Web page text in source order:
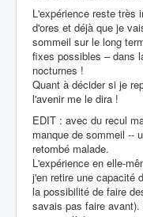
L'expérience reste
d'ores et déjà que je
sommeil sur le long
fixes possibles – dans
nocturnes !
Quant à décider si je
l'avenir me le dira !
EDIT : avec du recul
manque de sommeil --
retombé malade.
L'expérience en elle-
j'en retire une capacité
la possibilité de faire
savais pas faire